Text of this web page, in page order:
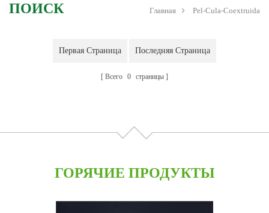
ПОИСК Главная Pel-Cula-Coextruida
Первая Страница Последняя Страница
Всего 0 страницы
ГОРЯЧИЕ ПРОДУКТЫ